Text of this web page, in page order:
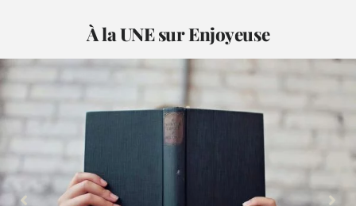
À la UNE sur Enjoyeuse